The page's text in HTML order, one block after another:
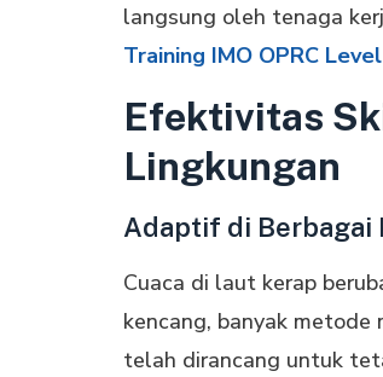
langsung oleh tenaga
Training IMO OPRC
Efektivitas
Lingkungan
Adaptif di Berbagai
Cuaca di laut kerap
kencang, banyak
telah dirancang untuk